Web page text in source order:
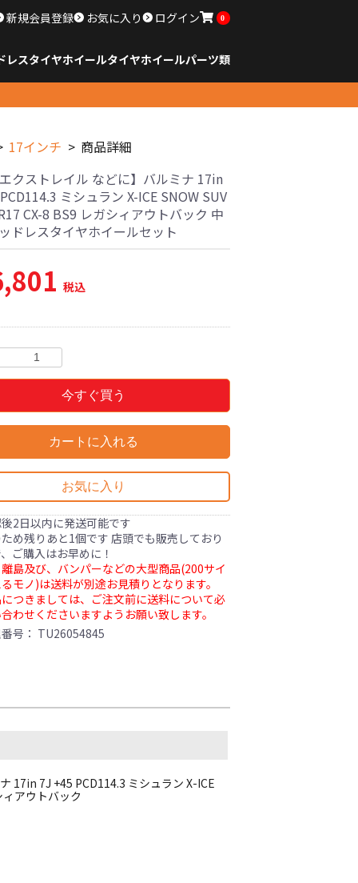
新規会員登録 お気に入り ログイン 0
レスタイヤホイールタイヤホイールパーツ類
17インチ 商品詳細
エクストレイル などに】バルミナ 17in
ミシュラン X-ICE SNOW SUV
CX-8 BS9 レガシィアウトバック 中
ドレスタイヤホイールセット
税込
今すぐ買う
カートに入れる
お気に入り
2日以内に発送可能です
め残りあと1個です 店頭でも販売しており
ご購入はお早めに！
島及び、バンパーなどの大型商品(200サイ
モノ)は送料が別途お見積りとなります。
つきましては、ご注文前に送料について必
わせくださいますようお願い致します。
号： TU26054845
17in 7J +45 PCD114.3 ミシュラン X-ICE
アウトバック